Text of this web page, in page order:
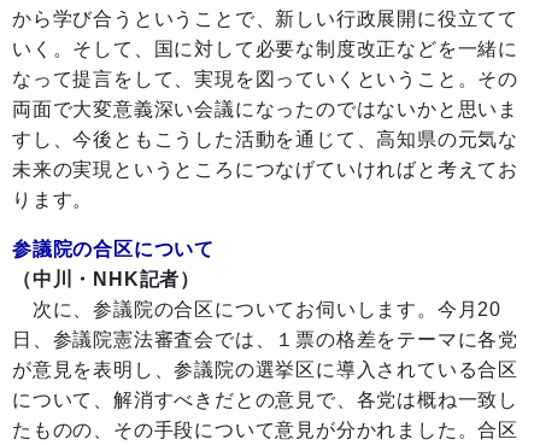
から学び合うということで、新しい行政展開に役立てて
いく。そして、国に対して必要な制度改正などを一緒に
なって提言をして、実現を図っていくということ。その
両面で大変意義深い会議になったのではないかと思いま
すし、今後ともこうした活動を通じて、高知県の元気な
未来の実現というところにつなげていければと考えてお
ります。
参議院の合区について
（中川・NHK記者）
次に、参議院の合区についてお伺いします。今月20
日、参議院憲法審査会では、１票の格差をテーマに各党
が意見を表明し、参議院の選挙区に導入されている合区
について、解消すべきだとの意見で、各党は概ね一致し
たものの、その手段について意見が分かれました。合区